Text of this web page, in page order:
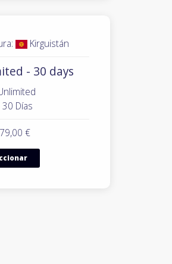
Kirguistán
- 30 days
30 Días
€